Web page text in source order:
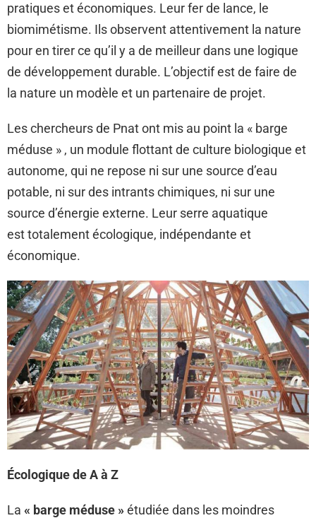
pratiques et économiques. Leur fer de lance, le
biomimétisme. Ils observent attentivement la nature
pour en tirer ce qu’il y a de meilleur dans une logique
de développement durable. L’objectif est de faire de
la nature un modèle et un partenaire de projet.
Les chercheurs de Pnat ont mis au point la « barge
méduse » , un module flottant de culture biologique et
autonome, qui ne repose ni sur une source d’eau
potable, ni sur des intrants chimiques, ni sur une
source d’énergie externe. Leur serre aquatique
est totalement écologique, indépendante et
économique.
Écologique de A à Z
La « barge méduse »étudiée dans les moindres